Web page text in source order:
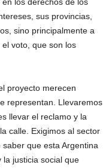
sus provincias,
sino principalmente a
voto, que son los
proyecto merecen
representan. Llevaremos
llevar el reclamo y la
calle. Exigimos al sector
que esta Argentina
justicia social que